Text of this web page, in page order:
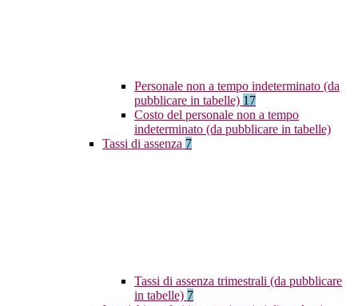
Personale non a tempo indeterminato (da
pubblicare in tabelle) 17
Costo del personale non a tempo
indeterminato (da pubblicare in tabelle)
Tassi di assenza 7
Tassi di assenza trimestrali (da pubblicare
in tabelle) 7